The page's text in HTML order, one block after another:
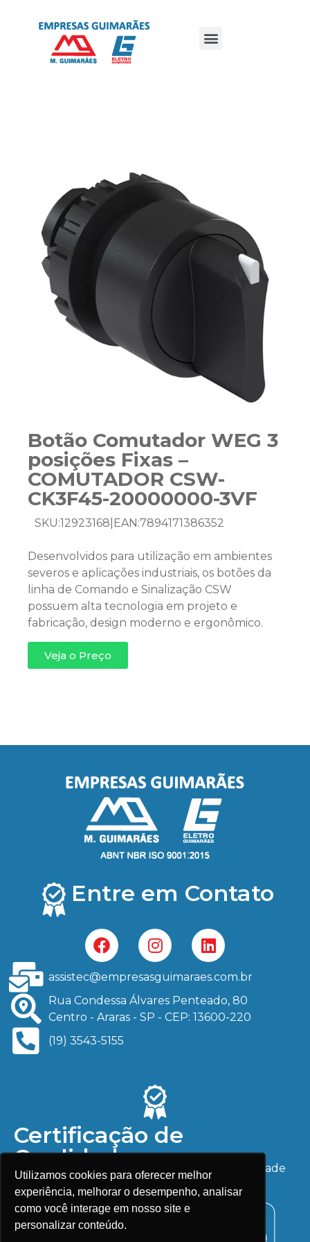
Utilizamos cookies para oferecer melhor
experiência, melhorar o desempenho, analisar
como você interage em nosso site e
personalizar conteúdo.
Botão Comutador WEG 3
posições Fixas –
COMUTADOR CSW-
CK3F45-20000000-3VF
SKU:12923168 EAN:7894171386352
Desenvolvidos para utilização em ambientes
severos e aplicações industriais, os botões da
linha de Comando e Sinalização CSW
possuem alta tecnologia em projeto e
fabricação, design moderno e ergonômico.
Veja o Preço
Entre em Contato
assistec@empresasguimaraes.com.br
Rua Condessa Álvares Penteado, 80
Centro - Araras - SP - CEP: 13600-220
(19) 3543-5155
Certificação de
Qualidade
Serviços e produtos com garantia de qualidade
ISO. Confira nossos certificados: